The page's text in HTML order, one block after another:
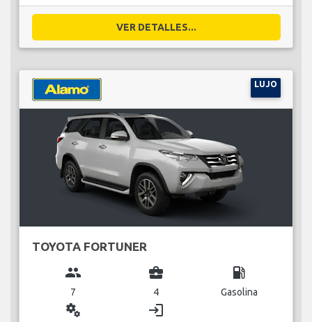
VER DETALLES...
LUJO
TOYOTA FORTUNER
group
7
business_center
4
local_gas_station
Gasolina
miscellaneous_services login